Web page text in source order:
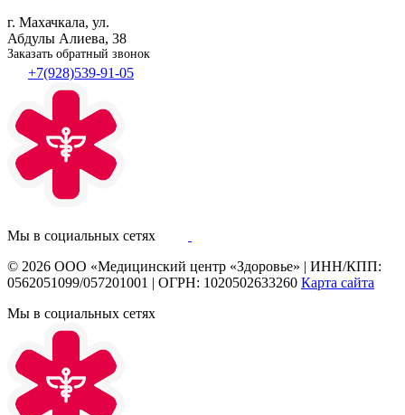
г. Махачкала, ул.
Абдулы Алиева, 38
Заказать обратный звонок
+7(928)539-91-05
Мы в социальных сетях
© 2026 ООО «Медицинский центр «Здоровье» | ИНН/КПП:
0562051099/057201001 | ОГРН: 1020502633260 Карта сайта
Мы в социальных сетях